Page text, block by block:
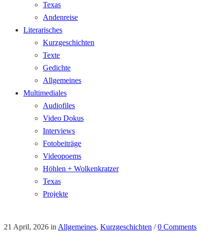
Texas
Andenreise
Literarisches
Kurzgeschichten
Texte
Gedichte
Allgemeines
Multimediales
Audiofiles
Video Dokus
Interviews
Fotobeiträge
Videopoems
Höhlen + Wolkenkratzer
Texas
Projekte
21 April, 2026 in Allgemeines, Kurzgeschichten /0 Comments